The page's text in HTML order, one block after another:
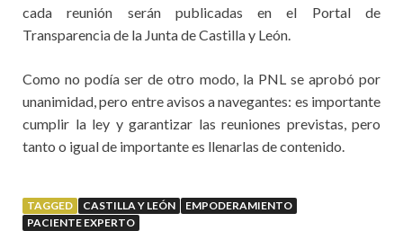
cada reunión serán publicadas en el Portal de
Transparencia de la Junta de Castilla y León.
Como no podía ser de otro modo, la PNL se aprobó por
unanimidad, pero entre avisos a navegantes: es importante
cumplir la ley y garantizar las reuniones previstas, pero
tanto o igual de importante es llenarlas de contenido.
TAGGED CASTILLA Y LEÓN
EMPODERAMIENTO
PACIENTE EXPERTO